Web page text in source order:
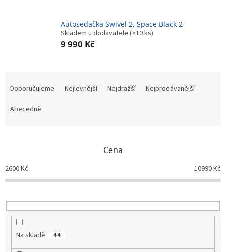
Autosedačka Swivel 2, Space Black 2
Skladem u dodavatele (>10 ks)
9 990 Kč
o
d
k
t
Doporučujeme Nejlevnější Nejdražší
Nejprodávanější
Abecedně
Cena
2600Kč 10990Kč
Na skladě 44